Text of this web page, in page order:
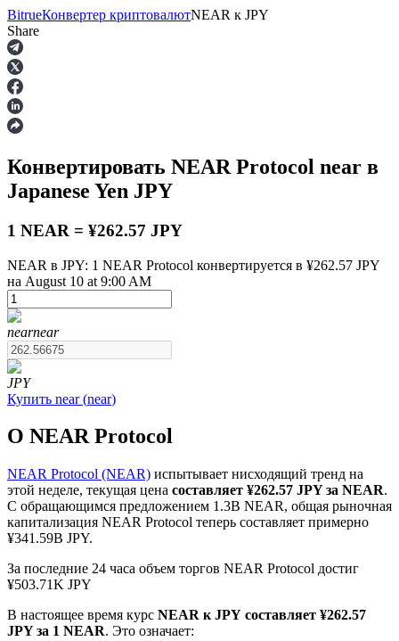
Фьючерсы
USDT-фьючерсы
обеспечения
Фьючерсы на COIN-M
Криптовалютные фьючерсы
Деривативы на акции, форекс, драгоценные металлы и
BitrueКонвертер криптовалютNEAR к JPY
Share
Конвертировать NEAR Protocol near в
Japanese Yen JPY
1 NEAR = ¥262.57 JPY
NEAR в JPY: 1 NEAR Protocol конвертируется в ¥262.57 JPY
на August 10 at 9:00 AM
nearnear
JPY
Купить near(near)
О NEAR Protocol
NEAR Protocol (NEAR) испытывает нисходящий тренд на
этой неделе, текущая цена составляет ¥262.57 JPY за NEAR.
С обращающимся предложением 1.3B NEAR, общая рыночная
капитализация NEAR Protocol теперь составляет примерно
¥341.59B JPY.
За последние 24 часа объем торгов NEAR Protocol достиг
¥503.71K JPY
В настоящее время курс NEAR к JPY составляет ¥262.57
JPY за 1 NEAR. Это означает: